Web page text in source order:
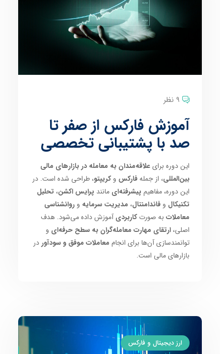
9 نظر
آموزش فارکس از صفر تا
صد با پشتیبانی تخصصی
این دوره برایعلاقه‌مندان به معامله در بازارهای مالی
بین‌المللی، از جملهفارکس وکریپتو، طراحی شده است. در
این دوره، مفاهیم پیشرفته‌ای مانند پرایس اکشن، تحلیل
تکنیکال وفاندامنتال، مدیریت سرمایه وروانشناسی
معاملات به صورتکاربردیآموزش داده می‌شود. هدف
اصلی،ارتقای مهارت معامله‌گران به سطح حرفه‌ای و
توانمندسازی آن‌ها برای انجام معاملات موفق و سودآور در
بازارهای مالی است.
ارز دیجیتال و فارکس